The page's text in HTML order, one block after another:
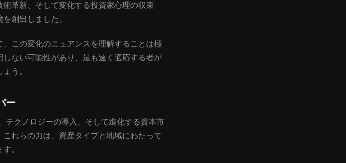
革新、そして変化する投資家心理の収束
創出しました。
この変化のニュアンスを理解することは極
ない可能性があり、最も速く適応する者が
う。
ー
テクノロジーの導入、そして進化する資本市
れらの力は、資産タイプと地域にわたって
。